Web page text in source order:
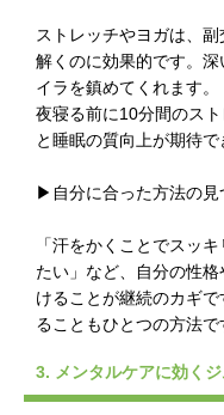
ストレッチやヨガは、
解くのに効果的です。
イラを鎮めてくれます。
夜寝る前に10分間のス
と睡眠の質向上が期待で
▶自分に合った方法の見
「汗をかくことでスッ
たい」など、自分の性
けることが継続のカギ
ることもひとつの方法で
3. メンタルケアに効く